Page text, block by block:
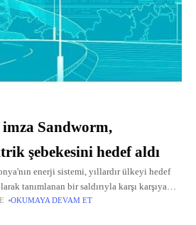
şebekesini hedef aldı
enerji sistemi, yıllardır ülkeyi hedef
tanımlanan bir saldırıyla karşı karşıya
OKUMAYA DEVAM ET